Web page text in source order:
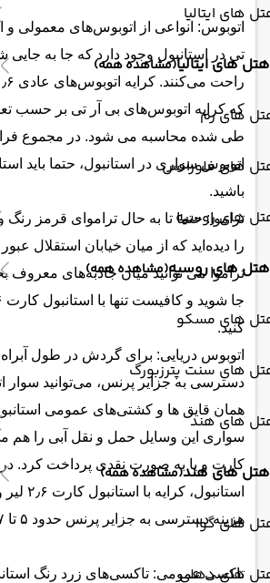
های ایتالیا
هتل های ایتالیا(مشاهده همه)
های رم
های فلورانس
های روسیه
هتل های روسیه(مشاهده همه)
های مسکو
های سنت پترزبورگ
های هند
هتل های هند(مشاهده همه)
های گوا
های دهلی
اتوبوس: انواعی از اتوبوس‌های معمولی و
تی در استانبول وجود دارد که جا به جایی
که کرایه اتوبوس‌های بی آر تی بر حسب
طی شده محاسبه می شود. در مجموع
اتوبوس سواری در استانبول، حتما باید
باشید.
تراموا: حتما تا به حال تراموای قرمز
را دیده‌اید که از میان خیابان استقلال
تراموا می توانید میان جاذبه‌های معروف
کنید.
اتوبوس دریایی: برای گردش در طول آبراه
دسترسی به جزایر پرنس، می‌توانید سوار
همان قایق ها و کشتی‌های عمومی
سواری این وسایل حمل و نقل آبی را هم می
کارت و یا به صورت نقدی پرداخت کرد.
هزینه دسترسی به جزایر پرنس حدود ۵ تا ۷ لیر می‌شود.
تاکسی عمومی: تاکسی‌های زرد رنگ